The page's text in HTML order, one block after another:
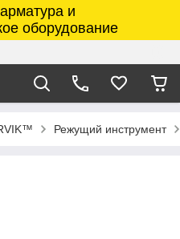
и
оборудование
Режущий инструмент